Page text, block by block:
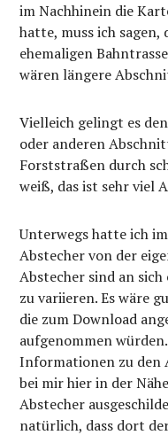
im Nachhinein die
hatte, muss ich sagen,
ehemaligen
wären längere
Vielleich gelingt es
oder anderen
Forststraßen durch
weiß, das ist sehr viel
Unterwegs hatte ich
Abstecher von der
Abstecher sind an
zu variieren. Es wäre
die zum Download
aufgenommen
Informationen zu den
bei mir hier in der
Abstecher
natürlich, dass dort